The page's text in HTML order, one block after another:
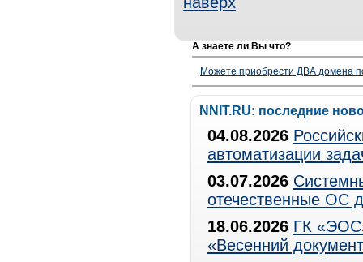
А знаете ли Вы что?
Можете приобрести ДВА домена
NNIT.RU: последние
04.08.2026
автоматизации
03.07.2026
отечественные ОС
18.06.2026 ГК
«Весенний